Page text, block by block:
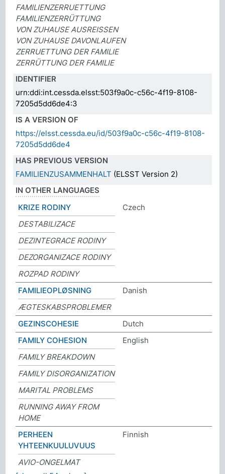
FAMILIENZERRUETTUNG
FAMILIENZERRÜTTUNG
VON ZUHAUSE AUSREISSEN
VON ZUHAUSE DAVONLAUFEN
ZERRUETTUNG DER FAMILIE
ZERRÜTTUNG DER FAMILIE
IDENTIFIER
urn:ddi:int.cessda.elsst:503f9a0c-c56c-4f19-8108-
7205d5dd6de4:3
IS A VERSION OF
https://elsst.cessda.eu/id/503f9a0c-c56c-4f19-8108-
7205d5dd6de4
HAS PREVIOUS VERSION
FAMILIENZUSAMMENHALT (ELSST Version 2)
IN OTHER LANGUAGES
KRIZE RODINY
Czech
DESTABILIZACE
DEZINTEGRACE RODINY
DEZORGANIZACE RODINY
ROZPAD RODINY
FAMILIEOPLØSNING
Danish
ÆGTESKABSPROBLEMER
GEZINSCOHESIE
Dutch
FAMILY COHESION
English
FAMILY BREAKDOWN
FAMILY DISORGANIZATION
MARITAL PROBLEMS
RUNNING AWAY FROM
HOME
PERHEEN
YHTEENKUULUVUUS
Finnish
AVIO-ONGELMAT